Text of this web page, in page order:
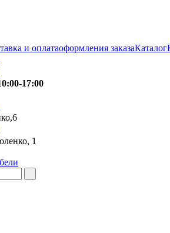
и оплатаоформления заказаКаталог
17:00
1